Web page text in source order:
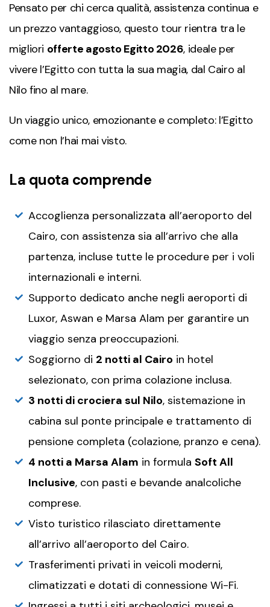
Pensato per chi cerca qualità, assistenza continua e
un prezzo vantaggioso, questo tour rientra tra le
migliori offerte agosto Egitto 2026, ideale per
vivere l’Egitto con tutta la sua magia, dal Cairo al
Nilo fino al mare.
Un viaggio unico, emozionante e completo: l’Egitto
come non l’hai mai visto.
La quota comprende
Accoglienza personalizzata all’aeroporto del
Cairo, con assistenza sia all’arrivo che alla
partenza, incluse tutte le procedure per i voli
internazionali e interni.
Supporto dedicato anche negli aeroporti di
Luxor, Aswan e Marsa Alam per garantire un
viaggio senza preoccupazioni.
Soggiorno di 2 notti al Cairo in hotel
selezionato, con prima colazione inclusa.
3 notti di crociera sul Nilo, sistemazione in
cabina sul ponte principale e trattamento di
pensione completa (colazione, pranzo e cena).
4 notti a Marsa Alam in formula Soft All
Inclusive, con pasti e bevande analcoliche
comprese.
Visto turistico rilasciato direttamente
all’arrivo all’aeroporto del Cairo.
Trasferimenti privati in veicoli moderni,
climatizzati e dotati di connessione Wi-Fi.